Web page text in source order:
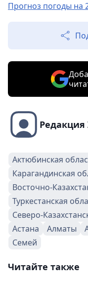
Прогноз погоды на
Редакция
Актюбинская
Карагандинская
Восточно-
Туркестанская
Северо-
Астана
Алматы
Семей
Читайте также